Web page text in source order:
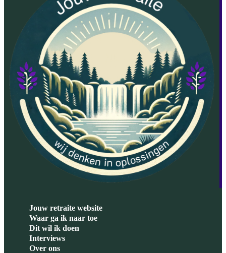
Jouw retraite website
Waar ga ik naar toe
Dit wil ik doen
Interviews
Over ons